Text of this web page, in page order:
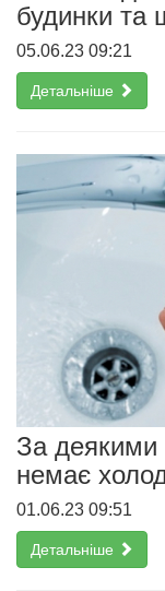
будинки та
05.06.23 09:21
Детальніше
За деякими
немає
01.06.23 09:51
Детальніше